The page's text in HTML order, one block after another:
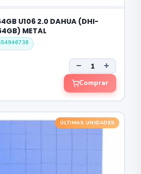
U106 2.0 DAHUA (DHI-
METAL
− +
Comprar
ÚLTIMAS UNIDADES